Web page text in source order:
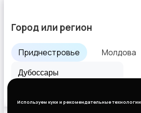
Используем куки и рекомендательные технологии
Город или регион
Приднестровье Молдова